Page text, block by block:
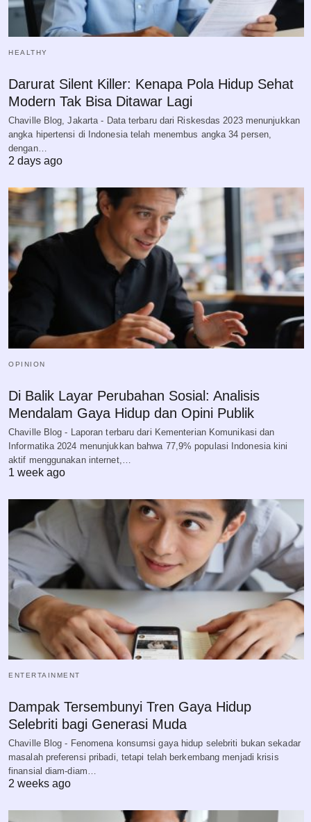
HEALTHY
Darurat Silent Killer: Kenapa Pola Hidup Sehat
Modern Tak Bisa Ditawar Lagi
Chaville Blog, Jakarta - Data terbaru dari Riskesdas 2023 menunjukkan
angka hipertensi di Indonesia telah menembus angka 34 persen,
dengan…
2 days ago
OPINION
Di Balik Layar Perubahan Sosial: Analisis
Mendalam Gaya Hidup dan Opini Publik
Chaville Blog - Laporan terbaru dari Kementerian Komunikasi dan
Informatika 2024 menunjukkan bahwa 77,9% populasi Indonesia kini
aktif menggunakan internet,…
1 week ago
ENTERTAINMENT
Dampak Tersembunyi Tren Gaya Hidup
Selebriti bagi Generasi Muda
Chaville Blog - Fenomena konsumsi gaya hidup selebriti bukan sekadar
masalah preferensi pribadi, tetapi telah berkembang menjadi krisis
finansial diam-diam…
2 weeks ago